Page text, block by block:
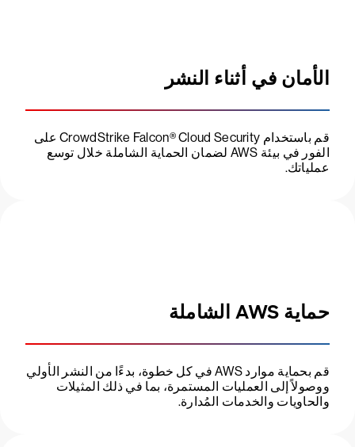
الأمان في أثناء النشر
قم باستخدام CrowdStrike Falcon® Cloud Security على
الفور في بيئة AWS لضمان الحماية الشاملة خلال توسع
عملياتك.
حماية AWS الشاملة
قم بحماية موارد AWS في كل خطوة، بدءًا من النشر الأولي
ووصولاً إلى العمليات المستمرة، بما في ذلك المثيلات
والحاويات والخدمات المُدارة.